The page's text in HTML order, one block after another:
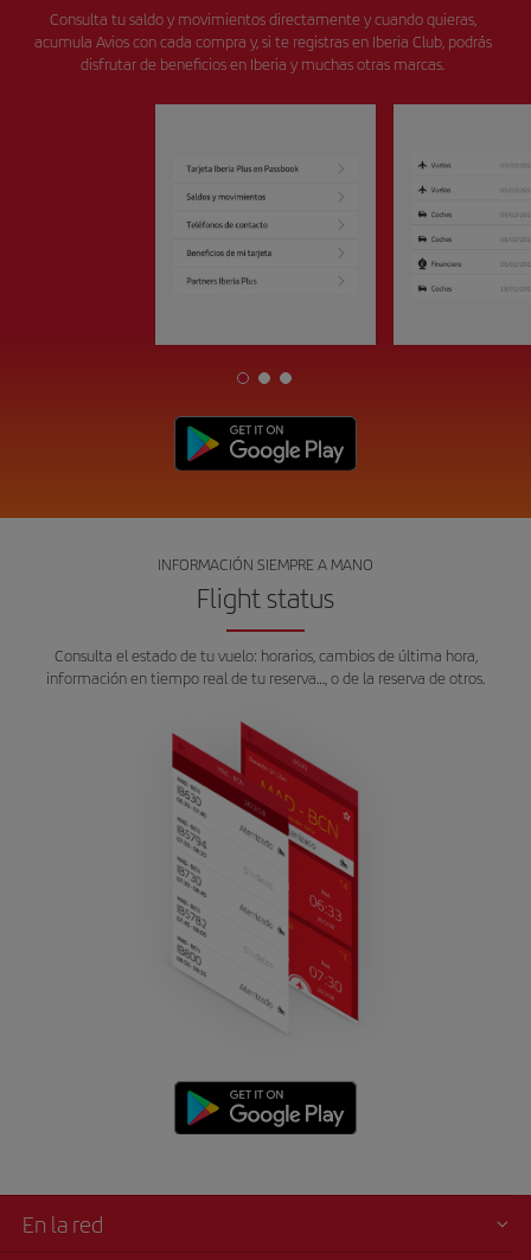
Consulta tu saldo y movimientos directamente y cuando quieras,
acumula Avios con cada compra y, si te registras en Iberia Club, podrás
disfrutar de beneficios en Iberia y muchas otras marcas.
INFORMACIÓN SIEMPRE A MANO
Flight status
Consulta el estado de tu vuelo: horarios, cambios de última hora,
información en tiempo real de tu reserva…, o de la reserva de otros.
En la red